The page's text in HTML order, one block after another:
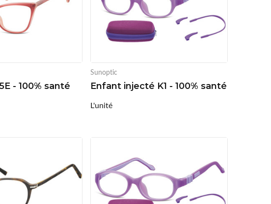
- 100% santé
Sunoptic
Enfant injecté K1 - 100% santé
L'unité